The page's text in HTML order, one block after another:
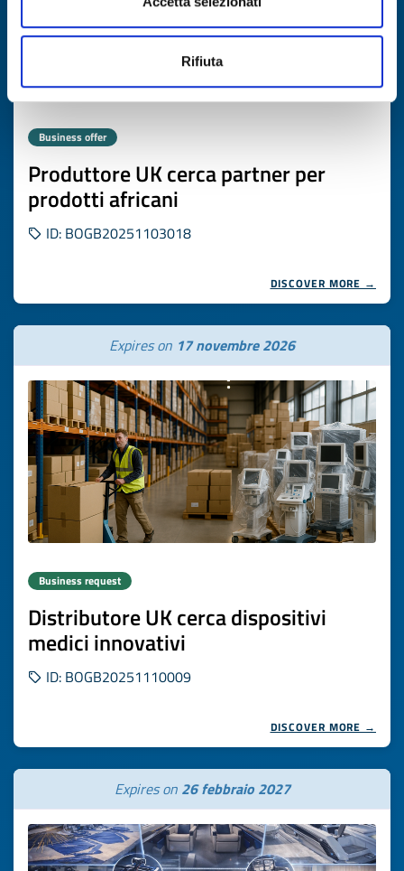
Rifiuta
Business offer
Produttore UK cerca partner per
prodotti africani
ID: BOGB20251103018
DISCOVER MORE →
Expires on 17 novembre 2026
Business request
Distributore UK cerca dispositivi
medici innovativi
ID: BOGB20251110009
DISCOVER MORE →
Expires on 26 febbraio 2027